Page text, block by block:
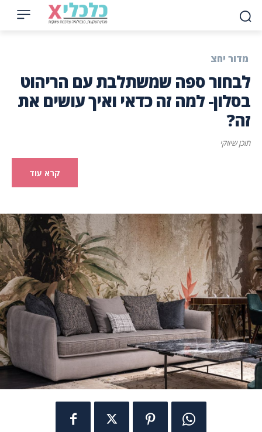
מדור יחצ
לבחור ספה שמשתלבת עם הריהוט
בסלון- למה זה כדאי ואיך עושים את
זה?
תוכן שיווקי
קרא עוד